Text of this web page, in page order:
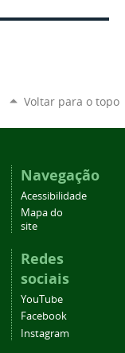
Voltar para o topo
Navegação
Acessibilidade
Mapa do
site
Redes
sociais
YouTube
Facebook
Instagram